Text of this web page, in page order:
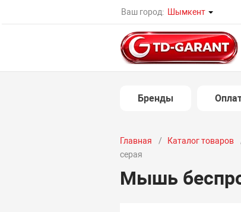
Ваш город: Шымкент
Бренды
Главная Каталог товаров
серая
Мышь